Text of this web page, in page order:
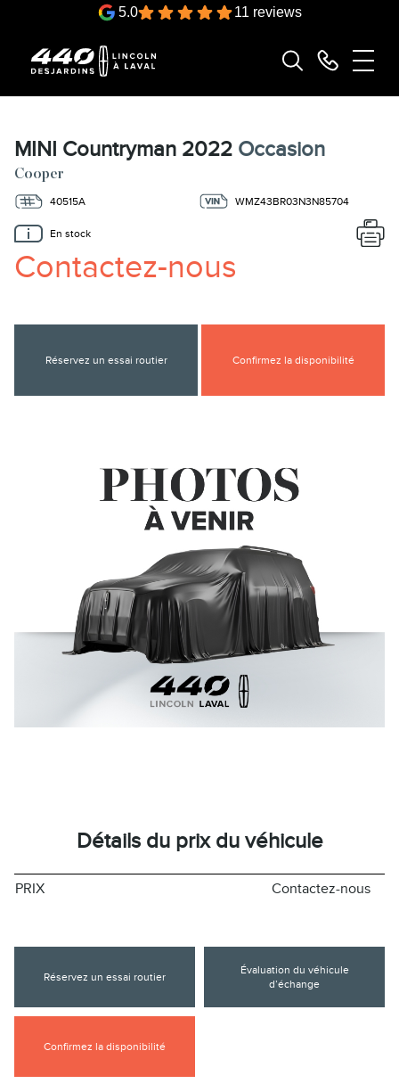
5.0 11 reviews
MINI Countryman 2022 Occasion
Cooper
40515A WMZ43BR03N3N85704
En stock
Contactez-nous
Réservez un essai routier Confirmez la disponibilité
Détails du prix du véhicule
PRIX Contactez-nous
Réservez un essai routier
Évaluation du véhicule
d’échange
Confirmez la disponibilité